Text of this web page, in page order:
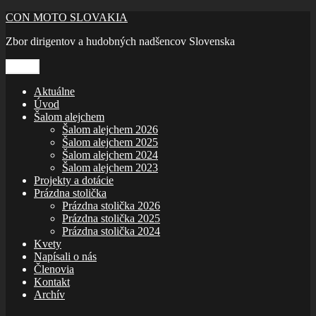
Prejsť
obsah
CON MOTO SLOVAKIA
Zbor dirigentov a hudobných nadšencov Slovenska
Aktuálne
Úvod
Šalom alejchem
Šalom alejchem 2026
Šalom alejchem 2025
Šalom alejchem 2024
Šalom alejchem 2023
Projekty a dotácie
Prázdna stolička
Prázdna stolička 2026
Prázdna stolička 2025
Prázdna stolička 2024
Kvety
Napísali o nás
Členovia
Kontakt
Archív